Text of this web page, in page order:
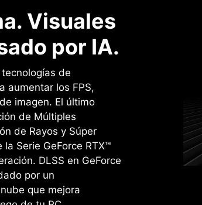
Visuales
por IA.
de
aumentar los FPS,
imagen. ‌El último
de Múltiples
de Rayos y Súper
Serie GeForce RTX™
DLSS en GeForce
por un
que mejora